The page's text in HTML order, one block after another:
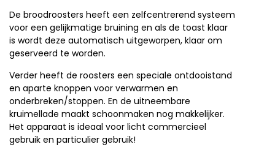
De broodroosters heeft een zelfcentrerend systeem
voor een gelijkmatige bruining en als de toast klaar
is wordt deze automatisch uitgeworpen, klaar om
geserveerd te worden.
Verder heeft de roosters een speciale ontdooistand
en aparte knoppen voor verwarmen en
onderbreken/stoppen. En de uitneembare
kruimellade maakt schoonmaken nog makkelijker.
Het apparaat is ideaal voor licht commercieel
gebruik en particulier gebruik!